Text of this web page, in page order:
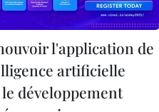
l'application de
artificielle
le développement